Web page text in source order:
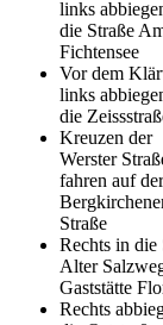
links
die Straße
Fichtensee
Vor dem
links
die
Kreuzen der
Werster
fahren auf der
Straße
Rechts in die
Alter
Gaststätte
Rechts